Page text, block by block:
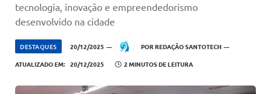
tecnologia, inovação e empreendedorismo
desenvolvido na cidade
DESTAQUES 20/12/2025 POR REDAÇÃO SANTOTECH
ATUALIZADO EM: 20/12/2025 2 MINUTOS DE LEITURA